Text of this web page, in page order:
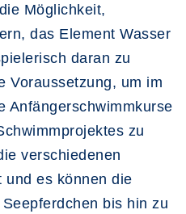
Möglichkeit,
das Element Wasser
daran zu
Voraussetzung, um im
Anfängerschwimmkurse
zu
verschiedenen
und es können die
bis hin zu